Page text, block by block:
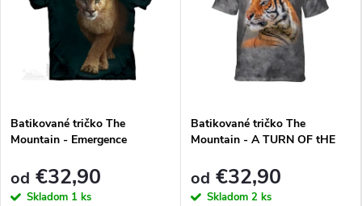
Batikované tričko The
Mountain - Emergence
od €32,90
Skladom 1 ks
Batikované tričko The
Mountain - A TURN OF tHE
od €32,90
Skladom 2 ks